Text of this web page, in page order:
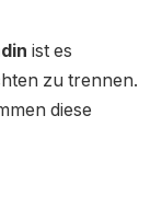
ist es
zu trennen.
diese